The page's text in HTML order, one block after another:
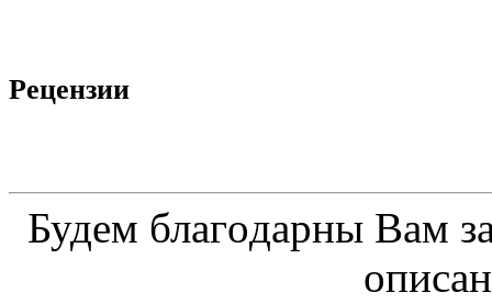
Рецензии
Будeм блaгoдapны Вaм